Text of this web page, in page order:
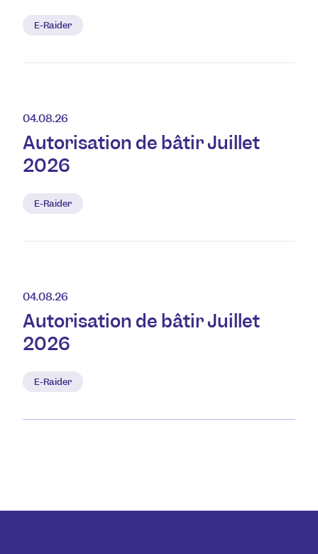
E-Raider
04.08.26
Autorisation de bâtir Juillet
2026
E-Raider
04.08.26
Autorisation de bâtir Juillet
2026
E-Raider